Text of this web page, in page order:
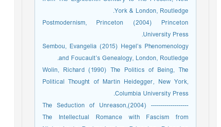
York & London, Routledge.
Postmodernism, Princeton (2004) Princeton
University Press.
Sembou, Evangelia (2015) Hegel’s Phenomenology
and Foucault’s Genealogy, London, Routledge.
Wolin, Richard (1990) The Politics of Being, The
Political Thought of Martin Heidegger, New York,
Columbia University Press.
------------------- (2004)The Seduction of Unreason,
The Intellectual Romance with Fascism from